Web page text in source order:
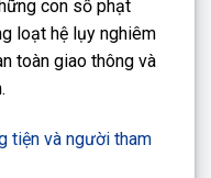
con số phạt
loạt hệ lụy nghiêm
toàn giao thông và
tiện và người tham